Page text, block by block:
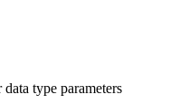
type parameters